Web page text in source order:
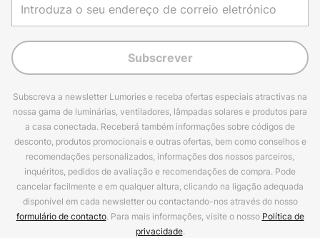
Subscrever
Subscreva a newsletter Lumories e receba ofertas especiais atractivas na
nossa gama de luminárias, ventiladores, lâmpadas solares e produtos para
a casa conectada. Receberá também informações sobre códigos de
desconto, produtos promocionais e outras ofertas, bem como conselhos e
recomendações personalizados, informações dos nossos parceiros,
inquéritos, pedidos de avaliação e recomendações de compra. Pode
cancelar facilmente e em qualquer altura, clicando na ligação adequada
disponível em cada newsletter ou contactando-nos através do nosso
formulário de contacto. Para mais informações, visite o nosso Política de
privacidade.